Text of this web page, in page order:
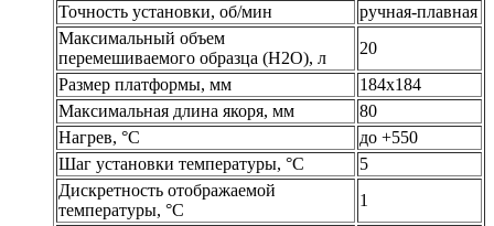
Точность установки, об/мин
ручная-плавная
Максимальный объем
перемешиваемого образца (Н2О), л
20
Размер платформы, мм
184х184
Максимальная длина якоря, мм
80
Нагрев, °С
до +550
Шаг установки температуры, °С
5
Дискретность отображаемой
температуры, °С
1